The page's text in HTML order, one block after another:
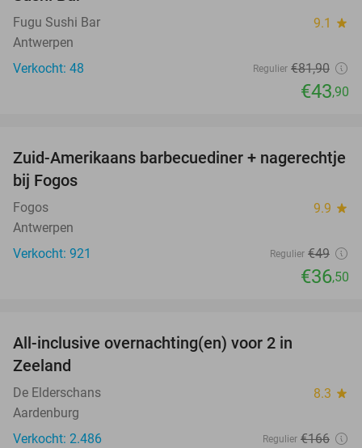
Fugu Sushi Bar 9.1 star
Antwerpen
Verkocht: 48
Regulier €81,90
€43,90
26%
Zuid-Amerikaans barbecuediner + nagerechtje
bij Fogos
Fogos 9.9 star
Antwerpen
Verkocht: 921
Regulier €49
€36,50
All-inclusive overnachting(en) voor 2 in
Zeeland
De Elderschans 8.3 star
Aardenburg
Verkocht: 2.486
Regulier €166